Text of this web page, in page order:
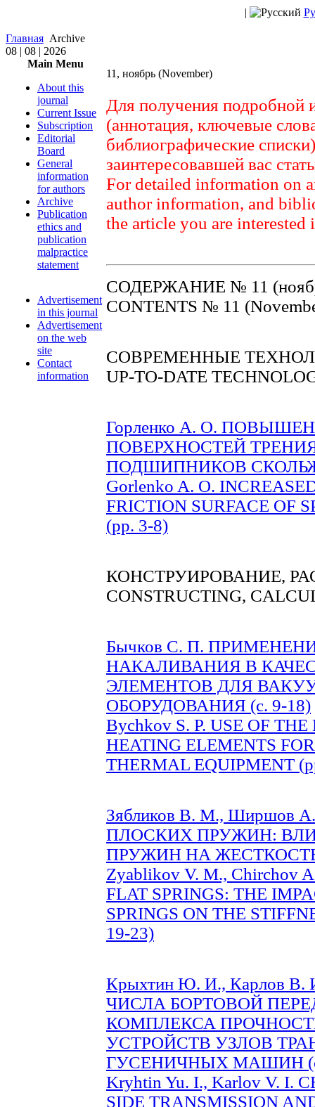
|
Главная Archive
08 | 08 | 2026
Main Menu
About this
journal
Current Issue
Subscription
Editorial
Board
General
information
for authors
Archive
Publication
ethics and
publication
malpractice
statement
Advertisement
in this journal
Advertisement
on the web
site
Contact
information
11, ноябрь (November)
Для получения подробной
(аннотация, ключевые
библиографические
заинтересовавшей вас
For detailed information on
author information, and
the article you are interested
СОДЕРЖАНИЕ № 11
CONTENTS № 11
СОВРЕМЕННЫЕ
UP-TO-DATE
Горленко А. О.
ПОВЕРХНОСТЕЙ
ПОДШИПНИКОВ
Gorlenko A. O.
FRICTION SURFACE OF
(pp. 3-8)
КОНСТРУИРОВАНИЕ,
CONSTRUCTING,
Бычков С. П.
НАКАЛИВАНИЯ В
ЭЛЕМЕНТОВ ДЛЯ
ОБОРУДОВАНИЯ (с. 9-18)
Bychkov S. P. USE OF
HEATING ELEMENTS
THERMAL EQUIPMENT
Зябликов В. М.,
ПЛОСКИХ ПРУЖИН:
ПРУЖИН НА
Zyablikov V. M., Chirchov
FLAT SPRINGS: THE
SPRINGS ON THE
19-23)
Крыхтин Ю. И., Карлов
ЧИСЛА БОРТОВОЙ
КОМПЛЕКСА
УСТРОЙСТВ УЗЛОВ
ГУСЕНИЧНЫХ МАШИН
Kryhtin Yu. I., Karlov V. I.
SIDE TRANSMISSION